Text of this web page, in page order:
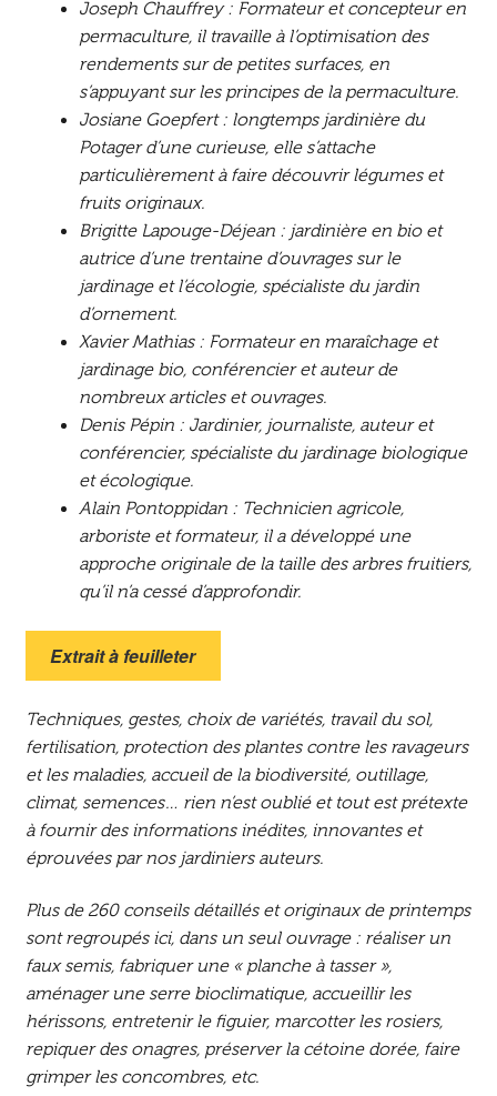
Joseph Chauffrey : Formateur et concepteur en
permaculture, il travaille à l’optimisation des
rendements sur de petites surfaces, en
s’appuyant sur les principes de la permaculture.
Josiane Goepfert : longtemps jardinière du
Potager d’une curieuse, elle s’attache
particulièrement à faire découvrir légumes et
fruits originaux.
Brigitte Lapouge-Déjean : jardinière en bio et
autrice d’une trentaine d’ouvrages sur le
jardinage et l’écologie, spécialiste du jardin
d’ornement.
Xavier Mathias : Formateur en maraîchage et
jardinage bio, conférencier et auteur de
nombreux articles et ouvrages.
Denis Pépin : Jardinier, journaliste, auteur et
conférencier, spécialiste du jardinage biologique
et écologique.
Alain Pontoppidan : Technicien agricole,
arboriste et formateur, il a développé une
approche originale de la taille des arbres fruitiers,
qu’il n’a cessé d’approfondir.
Extrait à feuilleter
Techniques, gestes, choix de variétés, travail du sol,
fertilisation, protection des plantes contre les ravageurs
et les maladies, accueil de la biodiversité, outillage,
climat, semences… rien n’est oublié et tout est prétexte
à fournir des informations inédites, innovantes et
éprouvées par nos jardiniers auteurs.
Plus de 260 conseils détaillés et originaux de printemps
sont regroupés ici, dans un seul ouvrage : réaliser un
faux semis, fabriquer une « planche à tasser »,
aménager une serre bioclimatique, accueillir les
hérissons, entretenir le figuier, marcotter les rosiers,
repiquer des onagres, préserver la cétoine dorée, faire
grimper les concombres, etc.